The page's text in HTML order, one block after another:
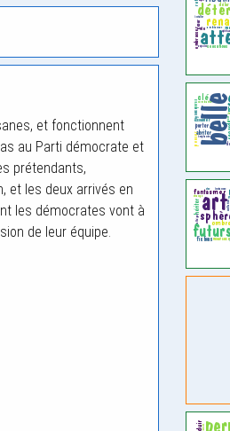
et fonctionnent
au Parti démocrate et
prétendants,
et les deux arrivés en
les démocrates vont à
de leur équipe.